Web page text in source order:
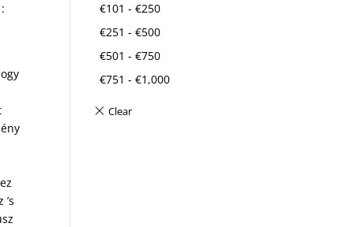
€101 -€250
€251 -€500
€501 -€750
€751 -€1,000